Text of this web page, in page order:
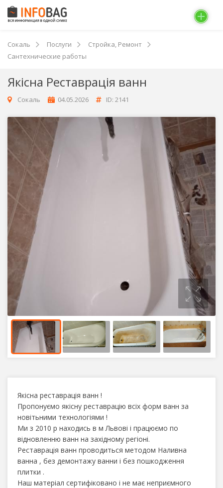
Сокаль Послуги
Стройка, Ремонт
Сантехнические работы
Якісна Реставрація ванн
Сокаль 04.05.2026 ID: 2141
Якісна реставрація ванн !
Пропонуємо якісну реставрацію всіх форм ванн за
новітьними технологіями !
Ми з 2010 р находись в м Львові і працюємо по
відновленню ванн на західному регіоні.
Реставрація ванн проводиться методом Наливна
ванна , без демонтажу ванни і без пошкодження
плитки .
Наш матеріал сертифіковано і не має неприємного